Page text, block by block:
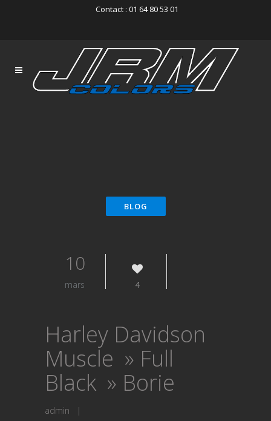
Contact : 01 64 80 53 01
10
mars 4
Harley Davidson
Muscle » Full
Black » Borie
admin |